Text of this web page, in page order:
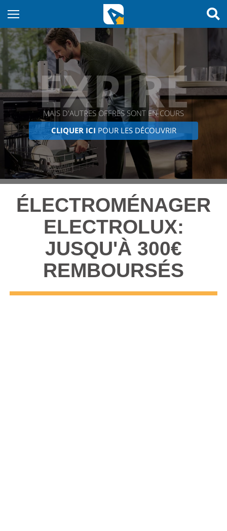
EXPIRÉ
MAIS D'AUTRES OFFRES SONT EN COURS
CLIQUER ICI POUR LES DÉCOUVRIR
ÉLECTROMÉNAGER
ELECTROLUX:
JUSQU'À 300€
REMBOURSÉS